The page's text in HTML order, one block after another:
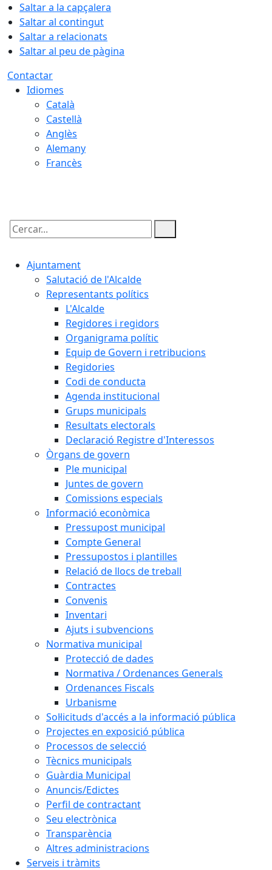
Saltar a la capçalera
Saltar al contingut
Saltar a relacionats
Saltar al peu de pàgina
Contactar
Idiomes
Català
Castellà
Anglès
Alemany
Francès
Cercar:
Ajuntament
Salutació de l'Alcalde
Representants polítics
L'Alcalde
Regidores i regidors
Organigrama polític
Equip de Govern i retribucions
Regidories
Codi de conducta
Agenda institucional
Grups municipals
Resultats electorals
Declaració Registre d'Interessos
Òrgans de govern
Ple municipal
Juntes de govern
Comissions especials
Informació econòmica
Pressupost municipal
Compte General
Pressupostos i plantilles
Relació de llocs de treball
Contractes
Convenis
Inventari
Ajuts i subvencions
Normativa municipal
Protecció de dades
Normativa / Ordenances Generals
Ordenances Fiscals
Urbanisme
Sol·licituds d'accés a la informació pública
Projectes en exposició pública
Processos de selecció
Tècnics municipals
Guàrdia Municipal
Anuncis/Edictes
Perfil de contractant
Seu electrònica
Transparència
Altres administracions
Serveis i tràmits